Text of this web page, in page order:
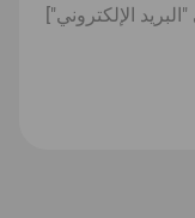
الإلكتروني"]